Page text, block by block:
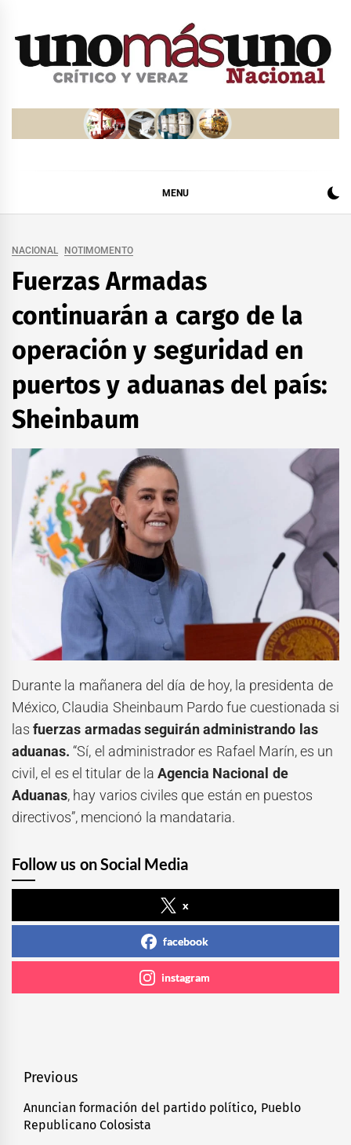
MENU
NACIONAL NOTIMOMENTO
Fuerzas Armadas
continuarán a cargo de la
operación y seguridad en
puertos y aduanas del país:
Sheinbaum
Durante la mañanera del día de hoy, la presidenta de
México, Claudia Sheinbaum Pardo fue cuestionada si
las fuerzas armadas seguirán administrando las
aduanas. “Sí, el administrador es Rafael Marín, es un
civil, el es el titular de laAgencia Nacional de
Aduanas, hay varios civiles que están en puestos
directivos”, mencionó la mandataria.
Follow us on Social Media
x
facebook
instagram
Navegación
de
entradas
Previous
Previous
post:
Anuncian formación del partido político, Pueblo
Republicano Colosista